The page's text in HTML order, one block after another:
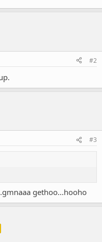
#2
#3
gethoo...hooho